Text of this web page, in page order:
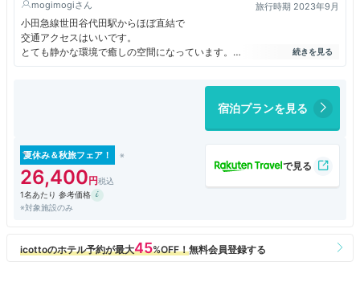
mogimogi 旅行時期 2023年9月
小田急線世田谷代田駅からほぼ直結で
交通アクセスはいいです。
とても静かな環境で癒しの空間になっています。
和テイストの客室がとっても落ち着き
スタッフさんの対応も親切丁寧で良かったです。宿泊プランを見る
夏休み＆秋旅フェア！
26,400
1名あたり 参考価格
※対象施設のみ